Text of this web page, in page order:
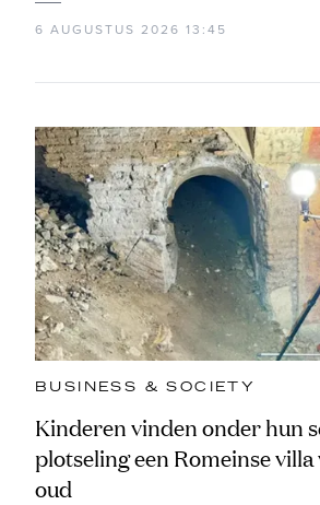
6 AUGUSTUS 2026 13:45
BUSINESS & SOCIETY
Kinderen vinden onder hun
plotseling een Romeinse villa
oud